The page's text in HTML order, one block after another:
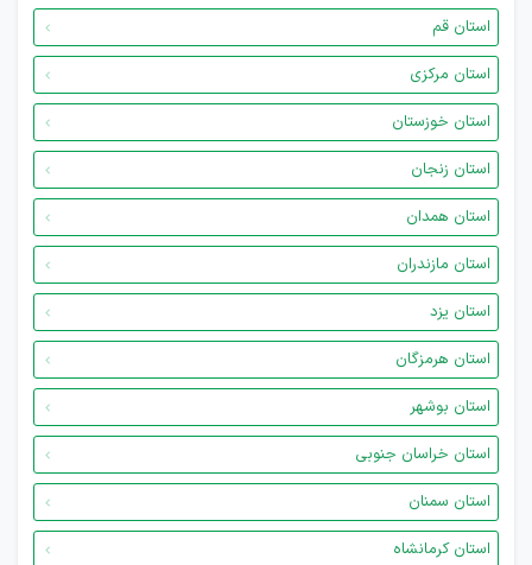
استان قم
استان مرکزی
استان خوزستان
استان زنجان
استان همدان
استان مازندران
استان یزد
استان هرمزگان
استان بوشهر
استان خراسان جنوبی
استان سمنان
استان کرمانشاه